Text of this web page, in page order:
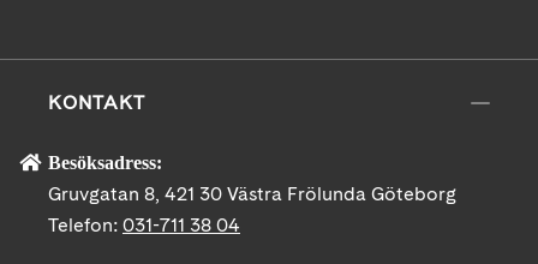
KONTAKT
Besöksadress:
Gruvgatan 8, 421 30 Västra Frölunda Göteborg
Telefon: 031-711 38 04